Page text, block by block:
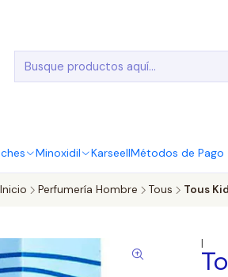
Minoxidil KarseellMétodos de Pago
Inicio Perfumería Hombre Tous Tous
|